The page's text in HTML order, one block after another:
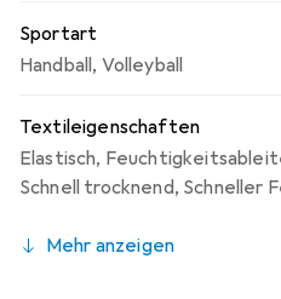
Sportart
Handball, Volleyball
Textileigenschaften
Elastisch,
Schnell trocknend, Schneller
Mehr anzeigen